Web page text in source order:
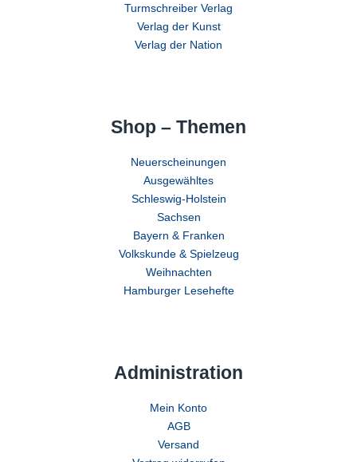
Turmschreiber Verlag
Verlag der Kunst
Verlag der Nation
Shop – Themen
Neuerscheinungen
Ausgewähltes
Schleswig-Holstein
Sachsen
Bayern & Franken
Volkskunde & Spielzeug
Weihnachten
Hamburger Lesehefte
Administration
Mein Konto
AGB
Versand